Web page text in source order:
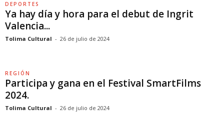
DEPORTES
Ya hay día y hora para el debut de Ingrit
Valencia...
Tolima Cultural - 26 de julio de 2024
REGIÓN
Participa y gana en el Festival SmartFilms
2024.
Tolima Cultural - 26 de julio de 2024